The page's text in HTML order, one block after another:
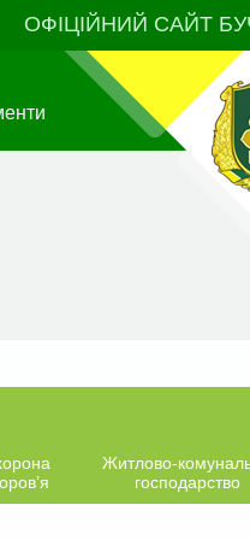
ОФІЦІЙНИЙ САЙТ
Житлово-
господарство